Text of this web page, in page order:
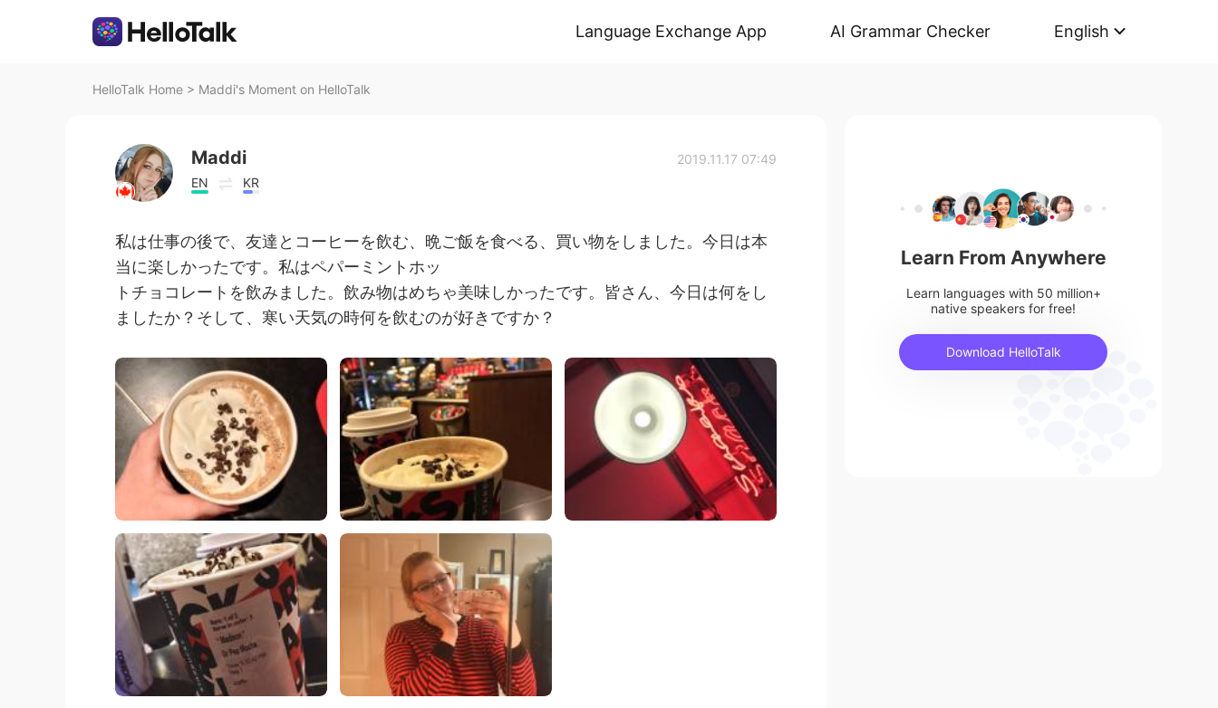
Language Exchange App AI Grammar Checker English
HelloTalk Home > Maddi's Moment on HelloTalk
Maddi
EN KR
2019.11.17 07:49
私は仕事の後で、友達とコーヒーを飲む、晩ご飯を食べる、買い物をしました。今日は本
当に楽しかったです。私はペパーミントホッ
トチョコレートを飲みました。飲み物はめちゃ美味しかったです。皆さん、今日は何をし
ましたか？そして、寒い天気の時何を飲むのが好きですか？
Learn From Anywhere
Learn languages with 50 million+
native speakers for free!
Download HelloTalk